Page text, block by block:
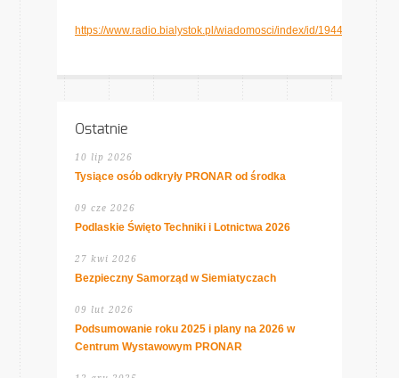
https://www.radio.bialystok.pl/wiadomosci/index/id/194450
Ostatnie
10 lip 2026
Tysiące osób odkryły PRONAR od środka
09 cze 2026
Podlaskie Święto Techniki i Lotnictwa 2026
27 kwi 2026
Bezpieczny Samorząd w Siemiatyczach
09 lut 2026
Podsumowanie roku 2025 i plany na 2026 w
Centrum Wystawowym PRONAR